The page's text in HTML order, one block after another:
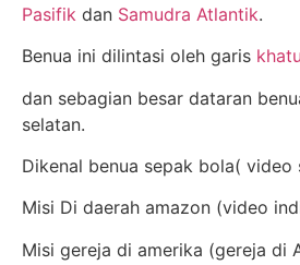
Pasifik dan Samudra Atlantik.
Benua ini dilintasi oleh garis
dan sebagian besar dataran
selatan.
Dikenal benua sepak bola( video
Misi Di daerah amazon (video
Misi gereja di amerika (gereja di